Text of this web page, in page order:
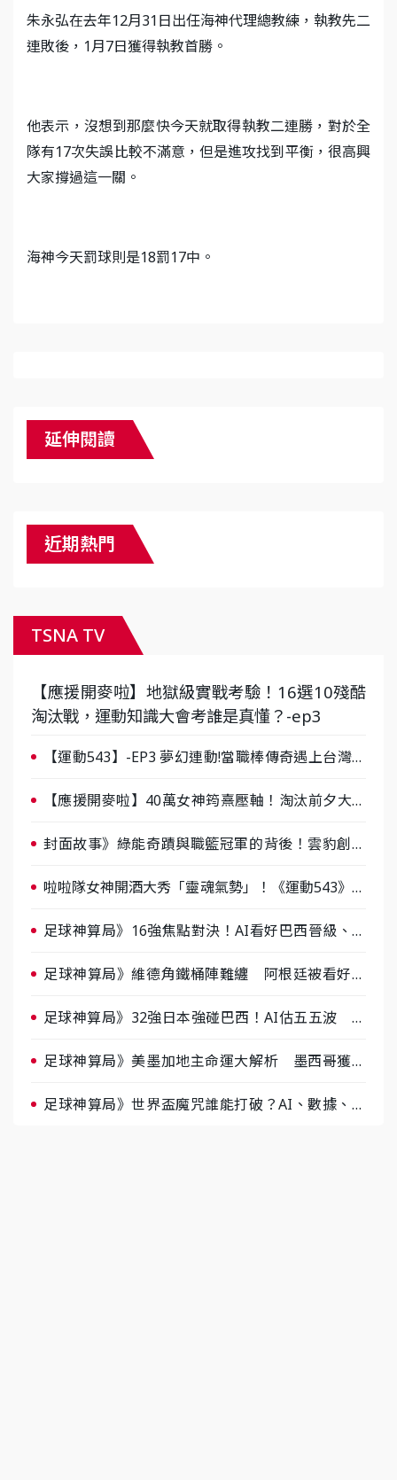
朱永弘在去年12月31日出任海神代理總教練，執教先二
連敗後，1月7日獲得執教首勝。
他表示，沒想到那麼快今天就取得執教二連勝，對於全
隊有17次失誤比較不滿意，但是進攻找到平衡，很高興
大家撐過這一關。
海神今天罰球則是18罰17中。
延伸閱讀
近期熱門
TSNA TV
【應援開麥啦】地獄級實戰考驗！16選10殘酷
淘汰戰，運動知識大會考誰是真懂？-ep3
【運動543】-EP3 夢幻連動!當職棒傳奇遇上台灣女
【應援開麥啦】40萬女神筠熹壓軸！淘汰前夕大混
封面故事》綠能奇蹟與職籃冠軍的背後！雲豹創辦
啦啦隊女神開酒大秀「靈魂氣勢」！《運動543》微
足球神算局》16強焦點對決！AI看好巴西晉級、數
足球神算局》維德角鐵桶陣難纏 阿根廷被看好下
足球神算局》32強日本強碰巴西！AI估五五波 牛
足球神算局》美墨加地主命運大解析 墨西哥獲數
足球神算局》世界盃魔咒誰能打破？AI、數據、塔